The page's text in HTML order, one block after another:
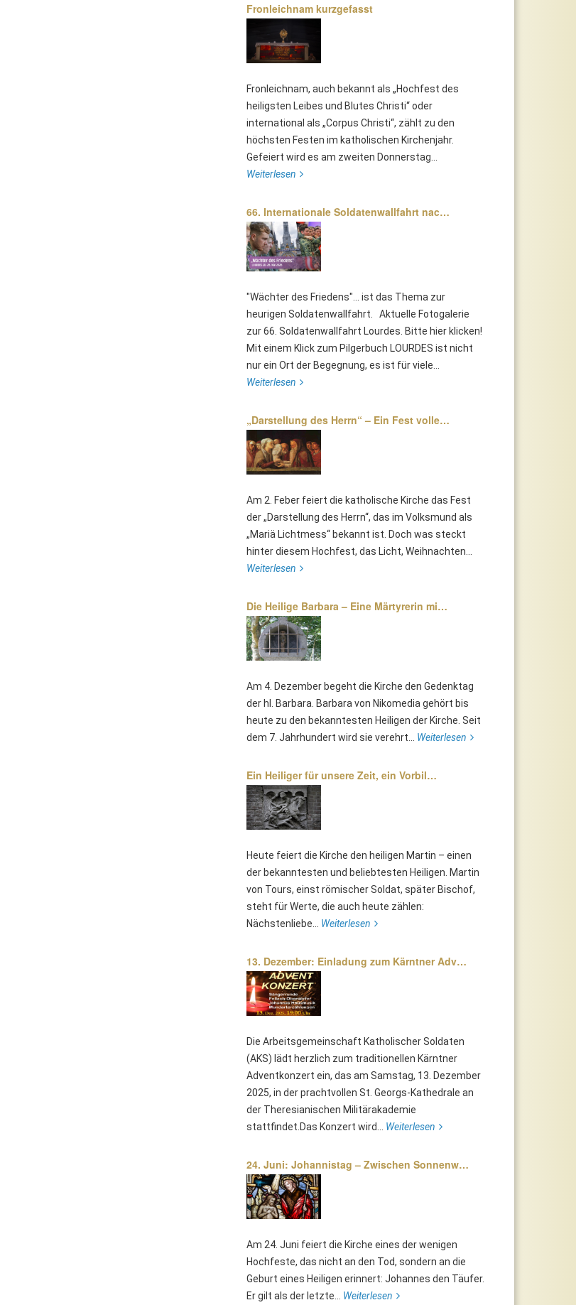
Fronleichnam kurzgefasst
Fronleichnam, auch bekannt als „Hochfest des
heiligsten Leibes und Blutes Christi“ oder
international als „Corpus Christi“, zählt zu den
höchsten Festen im katholischen Kirchenjahr.
Gefeiert wird es am zweiten Donnerstag...
Weiterlesen
66. Internationale Soldatenwallfahrt nac…
"Wächter des Friedens"... ist das Thema zur
heurigen Soldatenwallfahrt. Aktuelle Fotogalerie
zur 66. Soldatenwallfahrt Lourdes. Bitte hier klicken!
Mit einem Klick zum Pilgerbuch LOURDES ist nicht
nur ein Ort der Begegnung, es ist für viele...
Weiterlesen
„Darstellung des Herrn“ – Ein Fest volle…
Am 2. Feber feiert die katholische Kirche das Fest
der „Darstellung des Herrn“, das im Volksmund als
„Mariä Lichtmess“ bekannt ist. Doch was steckt
hinter diesem Hochfest, das Licht, Weihnachten...
Weiterlesen
Die Heilige Barbara – Eine Märtyrerin mi…
Am 4. Dezember begeht die Kirche den Gedenktag
der hl. Barbara. Barbara von Nikomedia gehört bis
heute zu den bekanntesten Heiligen der Kirche. Seit
dem 7. Jahrhundert wird sie verehrt... Weiterlesen
Ein Heiliger für unsere Zeit, ein Vorbil…
Heute feiert die Kirche den heiligen Martin – einen
der bekanntesten und beliebtesten Heiligen. Martin
von Tours, einst römischer Soldat, später Bischof,
steht für Werte, die auch heute zählen:
Nächstenliebe... Weiterlesen
13. Dezember: Einladung zum Kärntner Adv…
Die Arbeitsgemeinschaft Katholischer Soldaten
(AKS) lädt herzlich zum traditionellen Kärntner
Adventkonzert ein, das am Samstag, 13. Dezember
2025, in der prachtvollen St. Georgs-Kathedrale an
der Theresianischen Militärakademie
stattfindet.Das Konzert wird... Weiterlesen
24. Juni: Johannistag – Zwischen Sonnenw…
Am 24. Juni feiert die Kirche eines der wenigen
Hochfeste, das nicht an den Tod, sondern an die
Geburt eines Heiligen erinnert: Johannes den Täufer.
Er gilt als der letzte... Weiterlesen